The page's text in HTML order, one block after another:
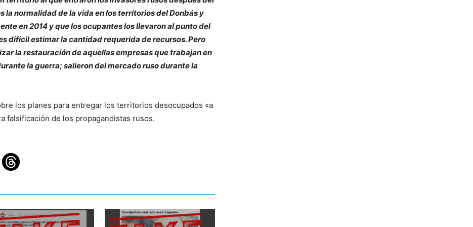
la normalidad de la vida en los territorios del Donbás y
en 2014 y que los ocupantes los llevaron al punto del
difícil estimar la cantidad requerida de recursos. Pero
la restauración de aquellas empresas que trabajan en
la guerra; salieron del mercado ruso durante la
los planes para entregar los territorios desocupados «a
falsificación de los propagandistas rusos.